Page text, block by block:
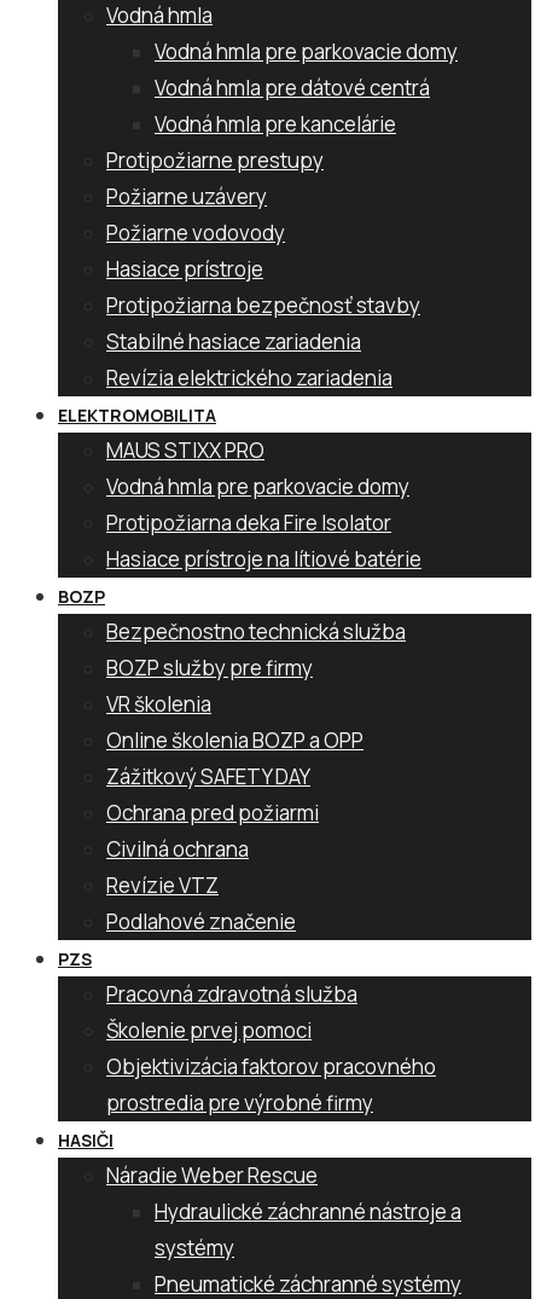
Vodná hmla
Vodná hmla pre parkovacie domy
Vodná hmla pre dátové centrá
Vodná hmla pre kancelárie
Protipožiarne prestupy
Požiarne uzávery
Požiarne vodovody
Hasiace prístroje
Protipožiarna bezpečnosť stavby
Stabilné hasiace zariadenia
Revízia elektrického zariadenia
ELEKTROMOBILITA
MAUS STIXX PRO
Vodná hmla pre parkovacie domy
Protipožiarna deka Fire Isolator
Hasiace prístroje na lítiové batérie
BOZP
Bezpečnostno technická služba
BOZP služby pre firmy
VR školenia
Online školenia BOZP a OPP
Zážitkový SAFETY DAY
Ochrana pred požiarmi
Civilná ochrana
Revízie VTZ
Podlahové značenie
PZS
Pracovná zdravotná služba
Školenie prvej pomoci
Objektivizácia faktorov pracovného
prostredia pre výrobné firmy
HASIČI
Náradie Weber Rescue
Hydraulické záchranné nástroje a
systémy
Pneumatické záchranné systémy